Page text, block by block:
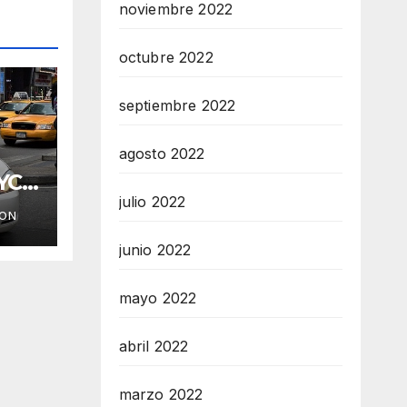
noviembre 2022
octubre 2022
septiembre 2022
agosto 2022
julio 2022
junio 2022
mayo 2022
abril 2022
marzo 2022